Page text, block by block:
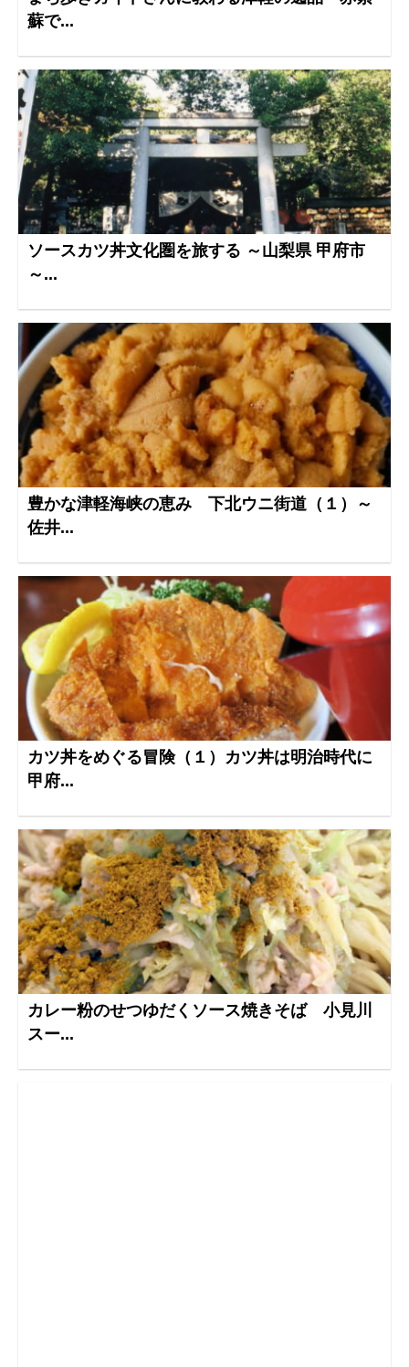
蘇で...
ソースカツ丼文化圏を旅する ～山梨県 甲府市
～...
豊かな津軽海峡の恵み 下北ウニ街道（１）～
佐井...
カツ丼をめぐる冒険（１）カツ丼は明治時代に
甲府...
カレー粉のせつゆだくソース焼きそば 小見川
スー...